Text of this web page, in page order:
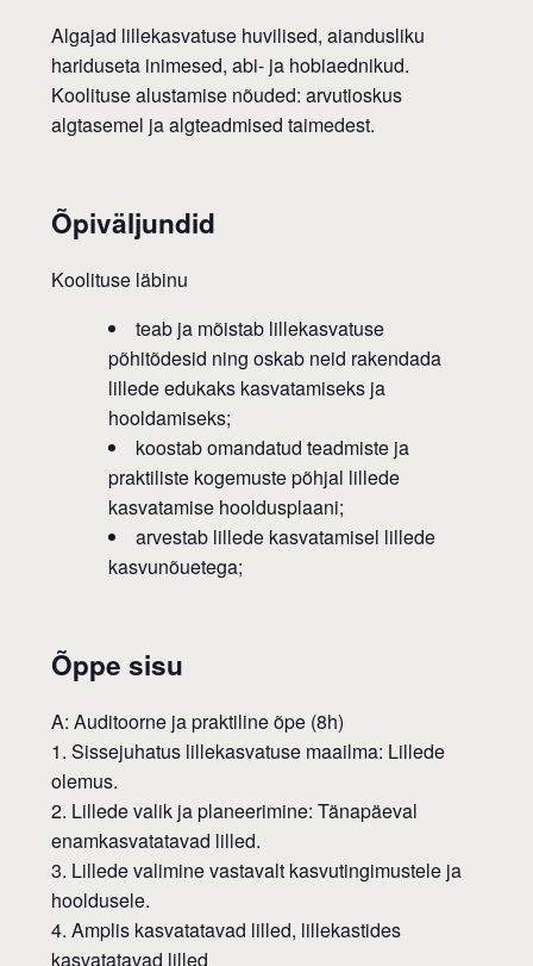
Algajad lillekasvatuse huvilised, aiandusliku
hariduseta inimesed, abi- ja hobiaednikud.
Koolituse alustamise nõuded: arvutioskus
algtasemel ja algteadmised taimedest.
Õpiväljundid
Koolituse läbinu
teab ja mõistab lillekasvatuse
põhitõdesid ning oskab neid rakendada
lillede edukaks kasvatamiseks ja
hooldamiseks;
koostab omandatud teadmiste ja
praktiliste kogemuste põhjal lillede
kasvatamise hooldusplaani;
arvestab lillede kasvatamisel lillede
kasvunõuetega;
Õppe sisu
A: Auditoorne ja praktiline õpe (8h)
1. Sissejuhatus lillekasvatuse maailma: Lillede
olemus.
2. Lillede valik ja planeerimine: Tänapäeval
enamkasvatatavad lilled.
3. Lillede valimine vastavalt kasvutingimustele ja
hooldusele.
4. Amplis kasvatatavad lilled, lillekastides
kasvatatavad lilled